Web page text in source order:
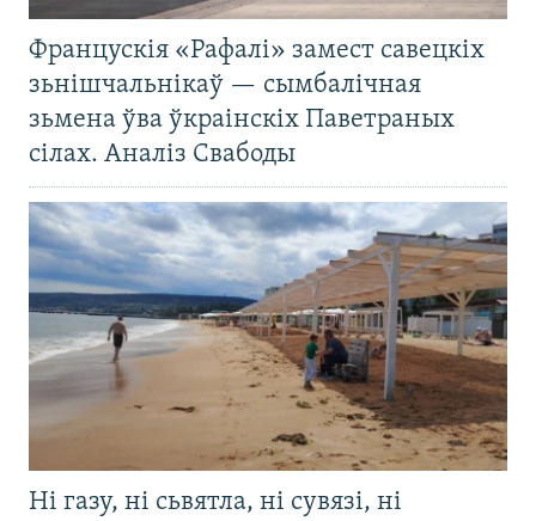
Францускія «Рафалі» замест савецкіх
зьнішчальнікаў — сымбалічная
зьмена ўва ўкраінскіх Паветраных
сілах. Аналіз Свабоды
Ні газу, ні сьвятла, ні сувязі, ні